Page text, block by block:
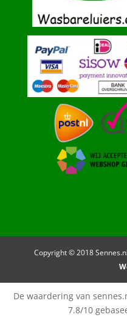
Copyright © 2018
De waardering van
7.8/10